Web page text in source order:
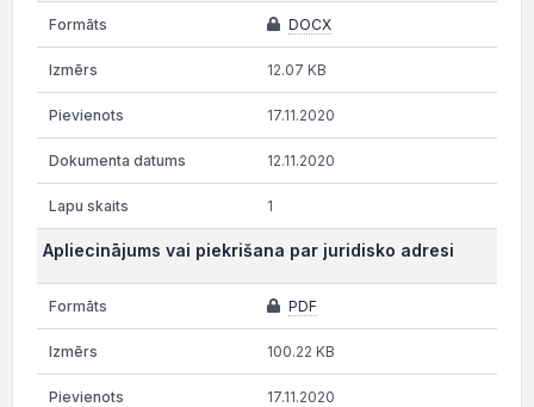
DOCX
12.07 KB
17.11.2020
12.11.2020
1
Apliecinājums vai piekrišana par juridisko adresi
PDF
100.22 KB
17.11.2020